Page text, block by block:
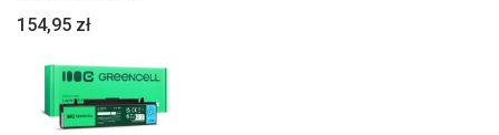
154,95 zł